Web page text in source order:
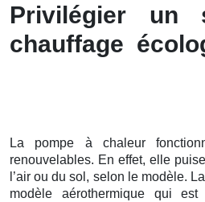
Privilégier un
chauffage
La pompe à chaleur
renouvelables. En effet, elle
l’air ou du sol, selon le modèle.
modèle aérothermique qui